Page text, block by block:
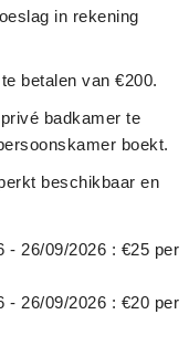
in rekening
betalen van €200.
badkamer te
boekt.
beschikbaar en
- 26/09/2026 : €25 per
- 26/09/2026 : €20 per